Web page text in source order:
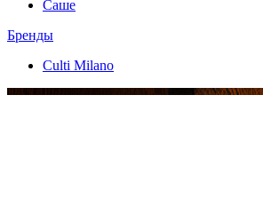
Саше
Бренды
Culti Milano